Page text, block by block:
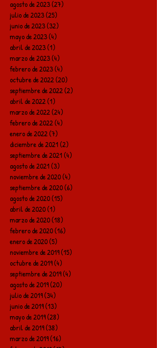
agosto de 2023(27)
julio de 2023(25)
junio de 2023(32)
mayo de 2023(4)
abril de 2023(1)
marzo de 2023(4)
febrero de 2023(4)
octubre de 2022(20)
septiembre de 2022(2)
abril de 2022(1)
marzo de 2022(24)
febrero de 2022(4)
enero de 2022(7)
diciembre de 2021(2)
septiembre de 2021(4)
agosto de 2021(3)
noviembre de 2020(4)
septiembre de 2020(6)
agosto de 2020(15)
abril de 2020(1)
marzo de 2020(18)
febrero de 2020(16)
enero de 2020(5)
noviembre de 2019(15)
octubre de 2019(4)
septiembre de 2019(4)
agosto de 2019(20)
julio de 2019(34)
junio de 2019(13)
mayo de 2019(28)
abril de 2019(38)
marzo de 2019(16)